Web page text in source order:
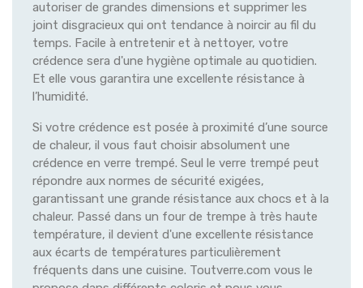
autoriser de grandes dimensions et supprimer les
joint disgracieux qui ont tendance à noircir au fil du
temps. Facile à entretenir et à nettoyer, votre
crédence sera d'une hygiène optimale au quotidien.
Et elle vous garantira une excellente résistance à
l’humidité.
Si votre crédence est posée à proximité d’une source
de chaleur, il vous faut choisir absolument une
crédence en verre trempé. Seul le verre trempé peut
répondre aux normes de sécurité exigées,
garantissant une grande résistance aux chocs et à la
chaleur. Passé dans un four de trempe à très haute
température, il devient d'une excellente résistance
aux écarts de températures particulièrement
fréquents dans une cuisine. Toutverre.com vous le